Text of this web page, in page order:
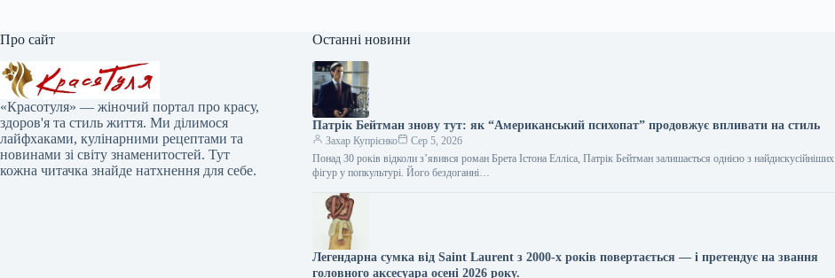
Про сайт
«Красотуля» — жіночий портал про красу,
здоров'я та стиль життя. Ми ділимося
лайфхаками, кулінарними рецептами та
новинами зі світу знаменитостей. Тут
кожна читачка знайде натхнення для себе.
Останні новини
Патрік Бейтман знову тут: як “Американський психопат” продовжує впливати на стиль
Захар Купрієнко
Сер 5, 2026
Понад 30 років відколи з’явився роман Брета Істона Елліса, Патрік Бейтман залишається однією з найдискусійніших
фігур у попкультурі. Його бездоганні…
Легендарна сумка від Saint Laurent з 2000-х років повертається — і претендує на звання
головного аксесуара осені 2026 року.